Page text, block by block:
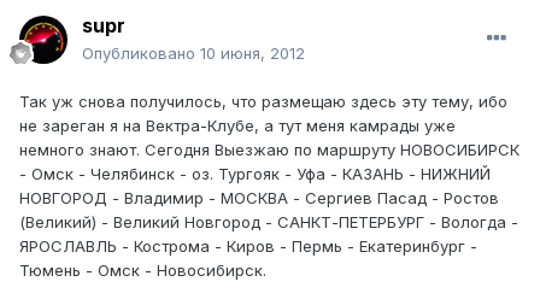
supr
Опубликовано 10 июня, 2012
Так уж снова получилось, что размещаю здесь эту тему, ибо
не зареган я на Вектра-Клубе, а тут меня камрады уже
немного знают. Сегодня Выезжаю по маршруту НОВОСИБИРСК
- Омск - Челябинск - оз. Тургояк - Уфа - КАЗАНЬ - НИЖНИЙ
НОВГОРОД - Владимир - МОСКВА - Сергиев Пасад - Ростов
(Великий) - Великий Новгород - САНКТ-ПЕТЕРБУРГ - Вологда -
ЯРОСЛАВЛЬ - Кострома - Киров - Пермь - Екатеринбург -
Тюмень - Омск - Новосибирск.